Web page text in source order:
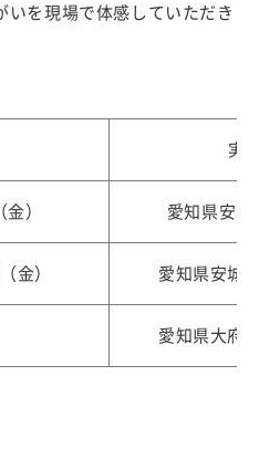
いを現場で体感していただき
実
） 愛知県安城
金） 愛知県安城
愛知県大府